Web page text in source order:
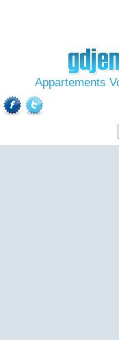
Appartements